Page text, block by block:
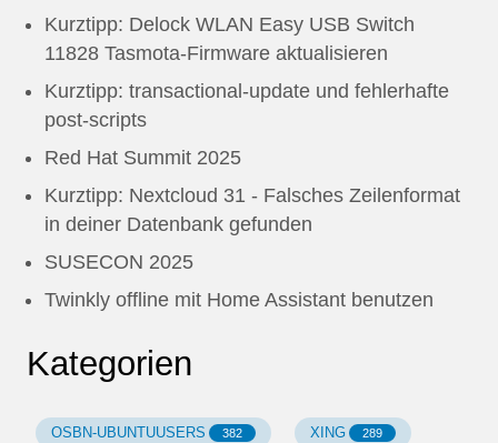
Kurztipp: Delock WLAN Easy USB Switch
11828 Tasmota-Firmware aktualisieren
Kurztipp: transactional-update und fehlerhafte
post-scripts
Red Hat Summit 2025
Kurztipp: Nextcloud 31 - Falsches Zeilenformat
in deiner Datenbank gefunden
SUSECON 2025
Twinkly offline mit Home Assistant benutzen
Kategorien
OSBN-UBUNTUUSERS 382 XING 289